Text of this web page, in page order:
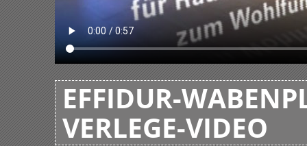
EFFIDUR-
VERLEGE-VIDEO